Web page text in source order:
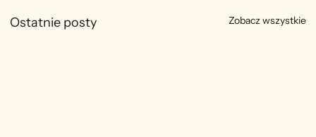
Ostatnie posty Zobacz wszystkie